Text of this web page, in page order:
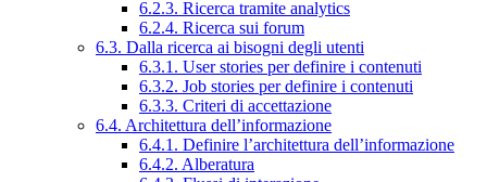
6.2.3. Ricerca tramite analytics
6.2.4. Ricerca sui forum
6.3. Dalla ricerca ai bisogni degli utenti
6.3.1. User stories per definire i contenuti
6.3.2. Job stories per definire i contenuti
6.3.3. Criteri di accettazione
6.4. Architettura dell’informazione
6.4.1. Definire l’architettura dell’informazione
6.4.2. Alberatura